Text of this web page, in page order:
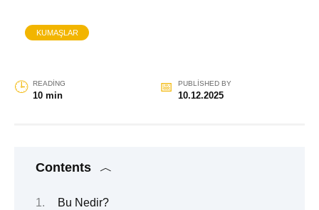
KUMAŞLAR
READING
10 min
PUBLISHED BY
10.12.2025
Contents
Bu Nedir?